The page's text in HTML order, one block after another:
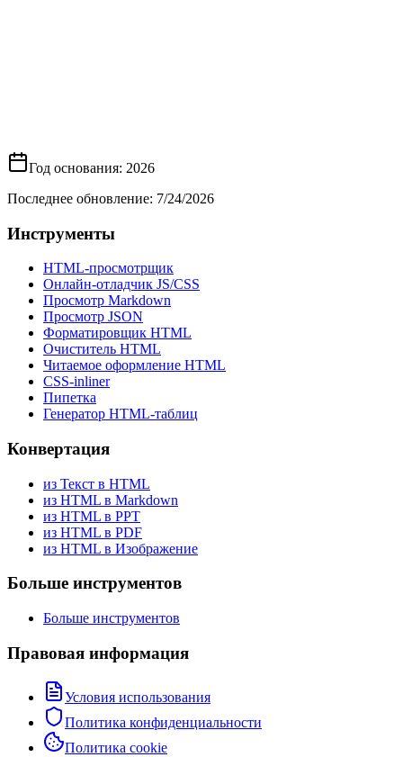
Год основания: 2026
Последнее обновление: 7/24/2026
Инструменты
HTML‑просмотрщик
Онлайн-отладчик JS/CSS
Просмотр Markdown
Просмотр JSON
Форматировщик HTML
Очиститель HTML
Читаемое оформление HTML
CSS-inliner
Пипетка
Генератор HTML-таблиц
Конвертация
из Текст в HTML
из HTML в Markdown
из HTML в PPT
из HTML в PDF
из HTML в Изображение
Больше инструментов
Больше инструментов
Правовая информация
Условия использования
Политика конфиденциальности
Политика cookie